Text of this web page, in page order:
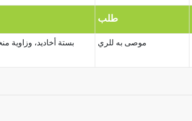
طلب
موصى به للري